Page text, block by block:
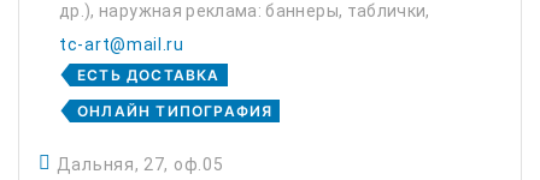
др.), наружная реклама: баннеры, таблички,
световые буквы, короба, вывески, штендеры,
металлоконструкции любой сложности
(дизайн, изготовл...
tc-art@mail.ru
ЕСТЬ ДОСТАВКА
ОНЛАЙН ТИПОГРАФИЯ
Дальняя, 27, оф.05